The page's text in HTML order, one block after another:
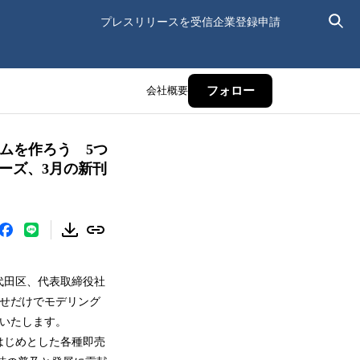
プレスリリースを受信企業登録申請
会社概要 フォロー
ムを作ろう 5つ
ズ、3月の新刊
区、代表取締役社
だけでモデリング
たします。
めとした各種即売